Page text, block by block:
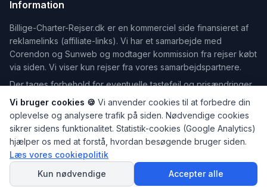
Information
Billige-Charter-Rejser.dk er en kommerciel side finansieret af
reklamelinks (affiliate-links). Vi har et samarbejde med
Corendon og Sunweb og modtager kommission fra rejser købt
via siden. Vi viser kun rejser fra vores samarbejdspartnere.
Der tages forbehold for eventuelle tastefejl og prisændringer.
© 2026Billige-Charter-Rejser.dk — Din guide til billige rejser
Dele af indholdet på dette website er udarbejdet med hjælp fra
kunstig intelligens. Læs mere på vores Om os-side.
SPØRG
AI Rejseguiden
Vi bruger cookies 🍪 Vi anvender cookies til at forbedre din
oplevelse og analysere trafik på siden. Nødvendige cookies
sikrer sidens funktionalitet. Statistik-cookies (Google Analytics)
hjælper os med at forstå, hvordan besøgende bruger siden.
Læs vores cookiepolitik
Kun nødvendige
Accepter alle